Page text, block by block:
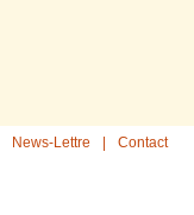
News-Lettre Contact